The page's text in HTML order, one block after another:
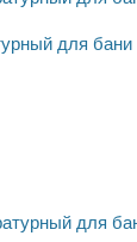
для